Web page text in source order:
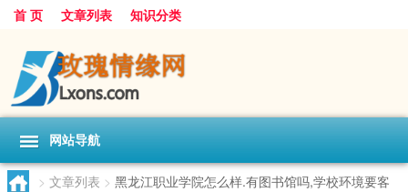
首 页 文章列表 知识分类
网站导航
> 文章列表 > 黑龙江职业学院怎么样.有图书馆吗,学校环境要客